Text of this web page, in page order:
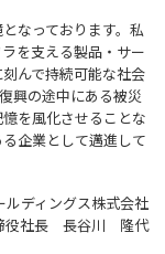
なっております。私
を支える製品・サー
んで持続可能な社会
興の途中にある被災
を風化させることな
企業として邁進して
ルディングス株式会社
役社長 長谷川 隆代